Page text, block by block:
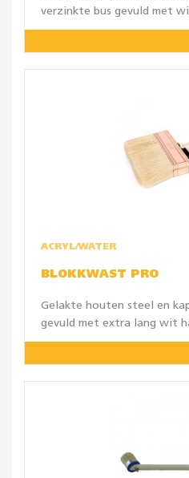
verzinkte bus gevuld met
ACRYL/WATER
BLOKKWAST PRO
Gelakte houten steel en
gevuld met extra lang wit